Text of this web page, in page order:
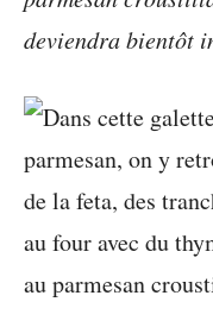
deviendra bientôt